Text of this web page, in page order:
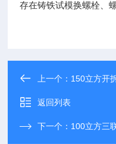
存在铸铁试模换螺栓、
上一个： 150立方开
返回列表
下一个： 100立方三